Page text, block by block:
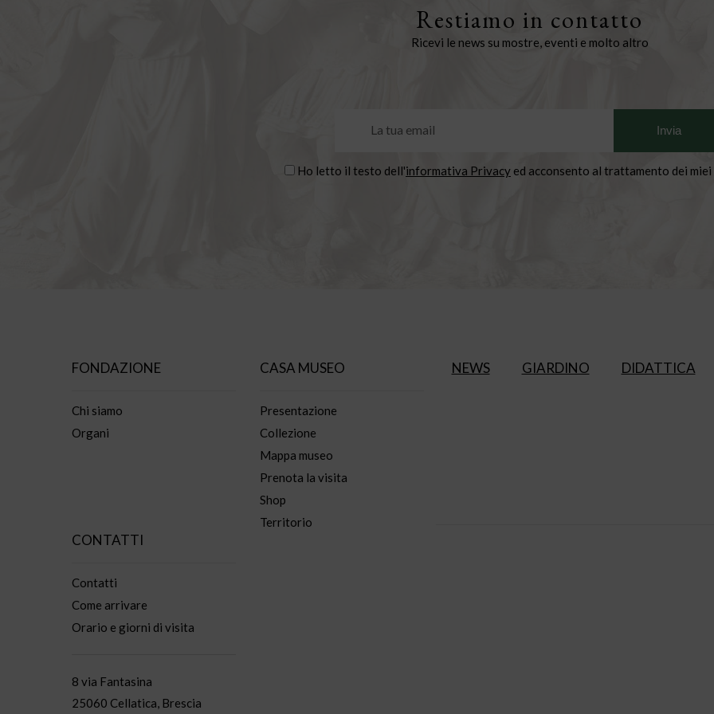
Restiamo in contatto
Ricevi le news su mostre, eventi e molto altro
Ho letto il testo dell'informativa Privacy ed acconsento al trattamento dei
FONDAZIONE
Chi siamo
Organi
CASA MUSEO
Presentazione
Collezione
Mappa museo
Prenota la visita
Shop
Territorio
NEWS GIARDINO DIDATTICA
CONTATTI
Contatti
Come arrivare
Orario e giorni di visita
8 via Fantasina
25060 Cellatica, Brescia